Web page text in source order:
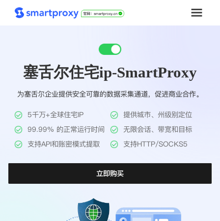
套餐购买
解决方案
工具
帮助中心
塞舌尔住宅ip-SmartProxy
为塞舌尔企业提供安全可靠的数据采集通道，促进商业合作。
5千万+全球住宅IP
提供城市、州级别定位
99.99% 的正常运行时间
无限会话、带宽和目标
支持API和账密模式提取
支持HTTP/SOCKS5
立即购买